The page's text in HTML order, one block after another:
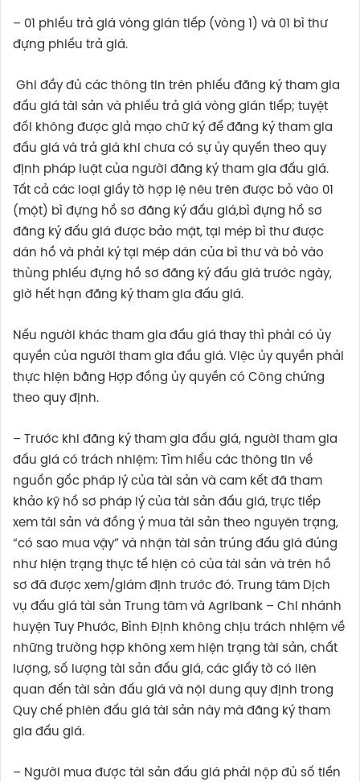
– 01 phiếu trả giá vòng gián tiếp (vòng 1) và 01 bì thư
đựng phiếu trả giá.
Ghi đầy đủ các thông tin trên phiếu đăng ký tham gia
đấu giá tài sản và phiếu trả giá vòng gián tiếp; tuyệt
đối không được giả mạo chữ ký để đăng ký tham gia
đấu giá và trả giá khi chưa có sự ủy quyền theo quy
định pháp luật của người đăng ký tham gia đấu giá.
Tất cả các loại giấy tờ hợp lệ nêu trên được bỏ vào 01
(một) bì đựng hồ sơ đăng ký đấu giá,bì đựng hồ sơ
đăng ký đấu giá được bảo mật, tại mép bì thư được
dán hồ và phải ký tại mép dán của bì thư và bỏ vào
thùng phiếu đựng hồ sơ đăng ký đấu giá trước ngày,
giờ hết hạn đăng ký tham gia đấu giá.
Nếu người khác tham gia đấu giá thay thì phải có ủy
quyền của người tham gia đấu giá. Việc ủy quyền phải
thực hiện bằng Hợp đồng ủy quyền có Công chứng
theo quy định.
– Trước khi đăng ký tham gia đấu giá, người tham gia
đấu giá có trách nhiệm: Tìm hiểu các thông tin về
nguồn gốc pháp lý của tài sản và cam kết đã tham
khảo kỹ hồ sơ pháp lý của tài sản đấu giá, trực tiếp
xem tài sản và đồng ý mua tài sản theo nguyên trạng,
“có sao mua vậy” và nhận tài sản trúng đấu giá đúng
như hiện trạng thực tế hiện có của tài sản và trên hồ
sơ đã được xem/giám định trước đó. Trung tâm Dịch
vụ đấu giá tài sản Trung tâm và Agribank – Chi nhánh
huyện Tuy Phước, Bình Định không chịu trách nhiệm về
những trường hợp không xem hiện trạng tài sản, chất
lượng, số lượng tài sản đấu giá, các giấy tờ có liên
quan đến tài sản đấu giá và nội dung quy định trong
Quy chế phiên đấu giá tài sản này mà đăng ký tham
gia đấu giá.
– Người mua được tài sản đấu giá phải nộp đủ số tiền